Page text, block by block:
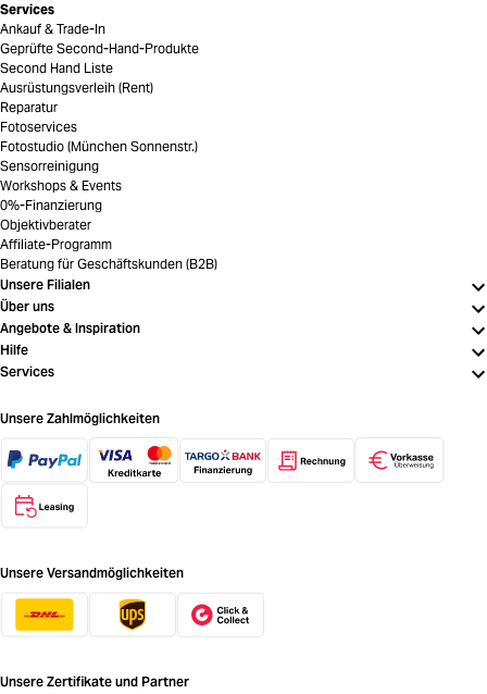
Services
Ankauf & Trade-In
Geprüfte Second-Hand-Produkte
Second Hand Liste
Ausrüstungsverleih (Rent)
Reparatur
Fotoservices
Fotostudio (München Sonnenstr.)
Sensorreinigung
Workshops & Events
0%-Finanzierung
Objektivberater
Affiliate-Programm
Beratung für Geschäftskunden (B2B)
Unsere Filialen
Über uns
Angebote & Inspiration
Hilfe
Services
Unsere Zahlmöglichkeiten
Unsere Versandmöglichkeiten
Unsere Zertifikate und Partner